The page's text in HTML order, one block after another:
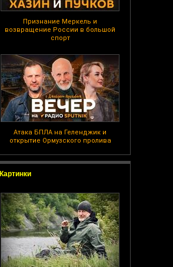
Признание Меркель и
возвращение России в большой
спорт
Атака БПЛА на Геленджик и
открытие Ормузского пролива
Картинки